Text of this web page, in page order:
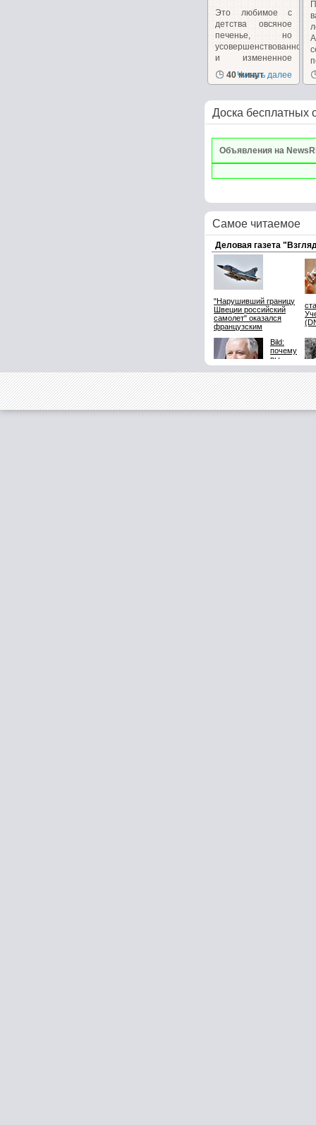
Это любимое с
детства овсяное
печенье, но
усовершенствованное
и измененное
для...
40 минут
Читать далее
Доска бесплатных
Объявления на
Самое читаемое